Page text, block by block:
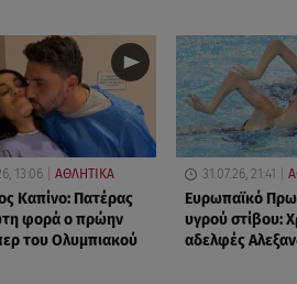
13:06 ΑΘΛΗΤΙΚΑ
Καπίνο: Πατέρας
φορά ο πρώην
του Ολυμπιακού
31.07.26, 21:41
Ευρωπαϊκό
υγρού στίβου:
αδελφές